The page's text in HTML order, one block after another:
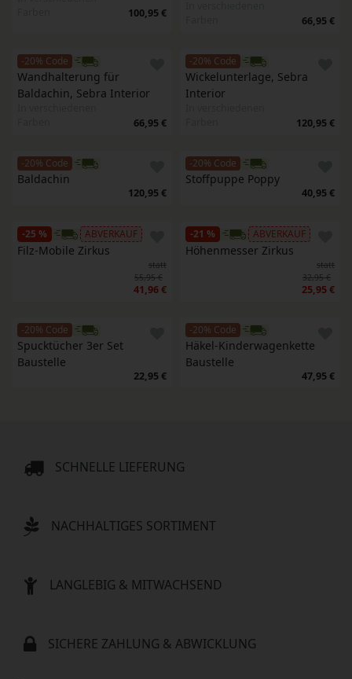
100,95 €
66,95 €
-20% Code
Wandhalterung für
Baldachin, Sebra Interior
66,95 €
-20% Code
Wickelunterlage, Sebra
Interior
120,95 €
-20% Code
Baldachin
120,95 €
-20% Code
Stoffpuppe Poppy
40,95 €
-25 % ABVERKAUF
Filz-Mobile Zirkus
statt
55,95 €
41,96 €
-21 % ABVERKAUF
Höhenmesser Zirkus
statt
32,95 €
25,95 €
-20% Code
Spucktücher 3er Set
Baustelle
22,95 €
-20% Code
Häkel-Kinderwagenkette
Baustelle
47,95 €
SCHNELLE LIEFERUNG
NACHHALTIGES SORTIMENT
LANGLEBIG & MITWACHSEND
SICHERE ZAHLUNG & ABWICKLUNG